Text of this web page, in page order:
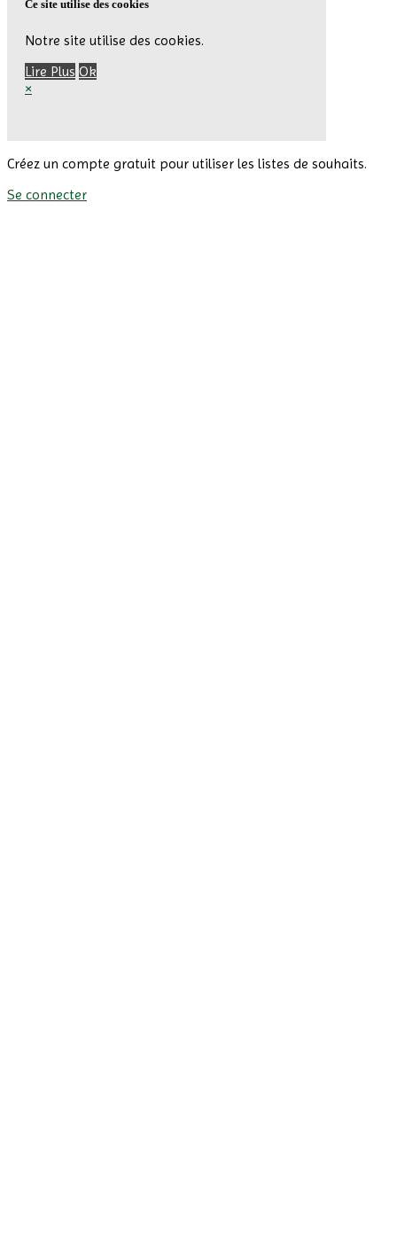
Ce site utilise des cookies
Notre site utilise des cookies.
Lire Plus Ok
×
Créez un compte gratuit pour utiliser les listes de souhaits.
Se connecter